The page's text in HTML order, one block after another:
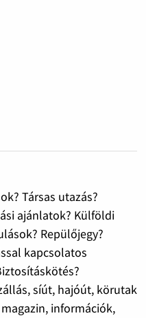
Társas utazás?
ajánlatok? Külföldi
Repülőjegy?
kapcsolatos
síút, hajóút, körutak
információk,